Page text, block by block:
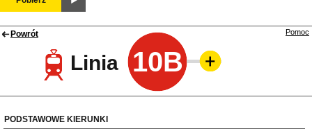
Powrót
Linia 10B
Pomoc
PODSTAWOWE KIERUNKI